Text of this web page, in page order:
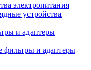
электропитания
устройства
и адаптеры
фильтры и адаптеры